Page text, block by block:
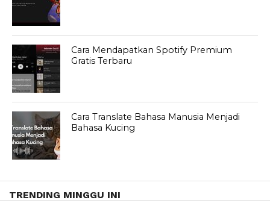
Cara Mendapatkan Spotify Premium
Gratis Terbaru
Cara Translate Bahasa Manusia Menjadi
Bahasa Kucing
TRENDING MINGGU INI